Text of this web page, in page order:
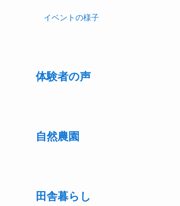
イベントの様子
体験者の声
自然農園
田舎暮らし